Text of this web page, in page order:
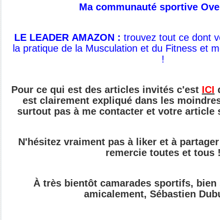
Ma communauté sportive
LE LEADER AMAZON : trouvez tout ce dont
la pratique de la Musculation et du Fitness et
!
Pour ce qui est des articles invités c'est ICI
est clairement expliqué dans les
surtout pas à me contacter et votre article
N'hésitez vraiment pas à liker et à
remercie toutes et tous
À très bientôt camarades sportifs,
amicalement, Sébastien